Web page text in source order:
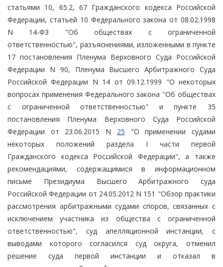
статьями 10, 65.2, 67 Гражданского кодекса Российской
Федерации, статьей 10 Федерального закона от 08.02.1998
N 14-ФЗ "Об обществах с ограниченной
ответственностью", разъяснениями, изложенными в пункте
17 постановления Пленума Верховного Суда Российской
Федерации N 90, Пленума Высшего Арбитражного Суда
Российской Федерации N 14 от 09.12.1999 "О некоторых
вопросах применения Федерального закона "Об обществах
с ограниченной ответственностью" и пункте 35
постановления Пленума Верховного Суда Российской
Федерации от 23.06.2015 N 25 "О применении судами
некоторых положений раздела I части первой
Гражданского кодекса Российской Федерации", а также
рекомендациями, содержащимися в информационном
письме Президиума Высшего Арбитражного суда
Российской Федерации от 24.05.2012 N 151 "Обзор практики
рассмотрения арбитражными судами споров, связанных с
исключением участника из общества с ограниченной
ответственностью", суд апелляционной инстанции, с
выводами которого согласился суд округа, отменил
решение суда первой инстанции и отказал в